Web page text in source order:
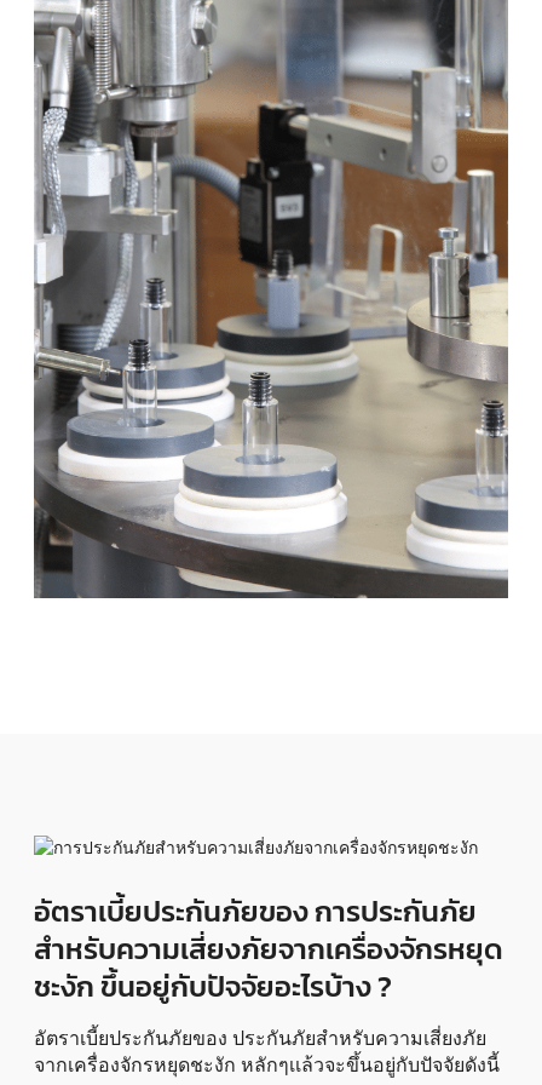
อัตราเบี้ยประกันภัยของ การประกันภัย
สำหรับความเสี่ยงภัยจากเครื่องจักรหยุด
ชะงัก ขึ้นอยู่กับปัจจัยอะไรบ้าง ?
อัตราเบี้ยประกันภัยของ ประกันภัยสำหรับความเสี่ยงภัย
จากเครื่องจักรหยุดชะงัก หลักๆเเล้วจะขึ้นอยู่กับปัจจัยดังนี้